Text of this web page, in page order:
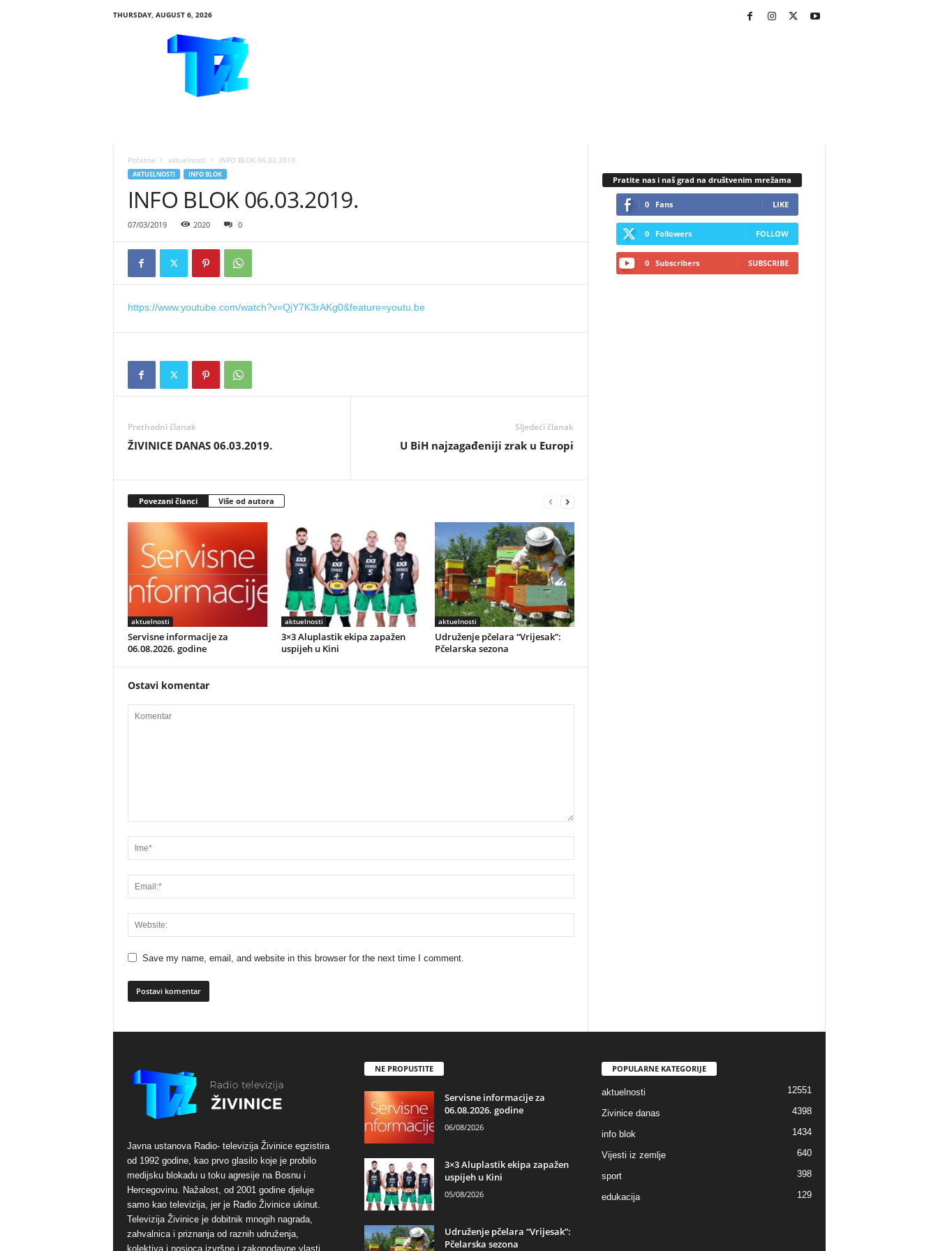
THURSDAY, AUGUST 6, 2026
Početna aktuelnosti INFO BLOK 06.03.2019.
AKTUELNOSTI INFO BLOK
INFO BLOK 06.03.2019.
07/03/2019 2020 0
https://www.youtube.com/watch?v=QjY7K3rAKg0&feature=youtu.be
Prethodni članak
ŽIVINICE DANAS 06.03.2019.
Sljedeći članak
U BiH najzagađeniji zrak u Europi
Povezani članci Više od autora
aktuelnosti
Servisne informacije za
06.08.2026. godine
aktuelnosti
3×3 Aluplastik ekipa zapažen
uspijeh u Kini
aktuelnosti
Udruženje pčelara “Vrijesak”:
Pčelarska sezona
Ostavi komentar
Save my name, email, and website in this browser for the next time I comment.
Pratite nas i naš grad na društvenim mrežama
0 Fans LIKE
0 Followers FOLLOW
0 Subscribers SUBSCRIBE
Javna ustanova Radio- televizija Živinice egzistira
od 1992 godine, kao prvo glasilo koje je probilo
medijsku blokadu u toku agresije na Bosnu i
Hercegovinu. Nažalost, od 2001 godine djeluje
samo kao televizija, jer je Radio Živinice ukinut.
Televizija Živinice je dobitnik mnogih nagrada,
zahvalnica i priznanja od raznih udruženja,
kolektiva i nosioca izvršne i zakonodavne vlasti,
NE PROPUSTITE
Servisne informacije za
06.08.2026. godine
06/08/2026
3×3 Aluplastik ekipa zapažen
uspijeh u Kini
05/08/2026
Udruženje pčelara “Vrijesak”:
Pčelarska sezona
POPULARNE KATEGORIJE
aktuelnosti 12551
Zivinice danas 4398
info blok 1434
Vijesti iz zemlje 640
sport 398
edukacija 129